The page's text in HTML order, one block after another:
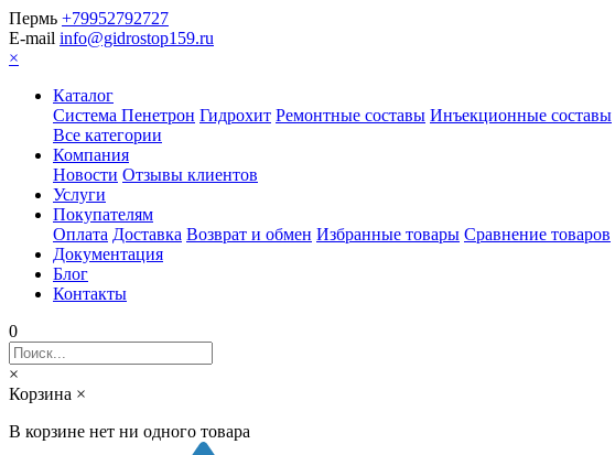
Пермь +79952792727
E-mail info@gidrostop159.ru
×
Каталог
Система Пенетрон Гидрохит Ремонтные составы Инъекционные составы
Все категории
Компания
Новости Отзывы клиентов
Услуги
Покупателям
Оплата Доставка Возврат и обмен Избранные товары Сравнение товаров
Документация
Блог
Контакты
0
×
Корзина ×
В корзине нет ни одного товара